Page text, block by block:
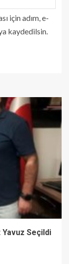
için adım, e-
kaydedilsin.
Yavuz Seçildi